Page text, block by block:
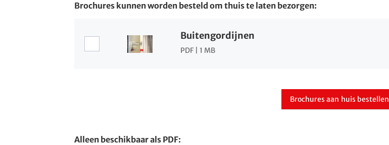
Brochures kunnen worden besteld om thuis te laten bezorgen:
Buitengordijnen
PDF | 1 MB
Brochures aan huis bestellen
Alleen beschikbaar als PDF: